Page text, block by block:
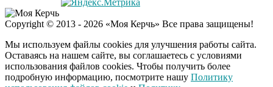
Copyright © 2013 - 2026 «Моя Керчь» Все права защищены!
Мы используем файлы cookies для улучшения работы сайта.
Оставаясь на нашем сайте, вы соглашаетесь с условиями
использования файлов cookies. Чтобы получить более
подробную информацию, посмотрите нашу Политику